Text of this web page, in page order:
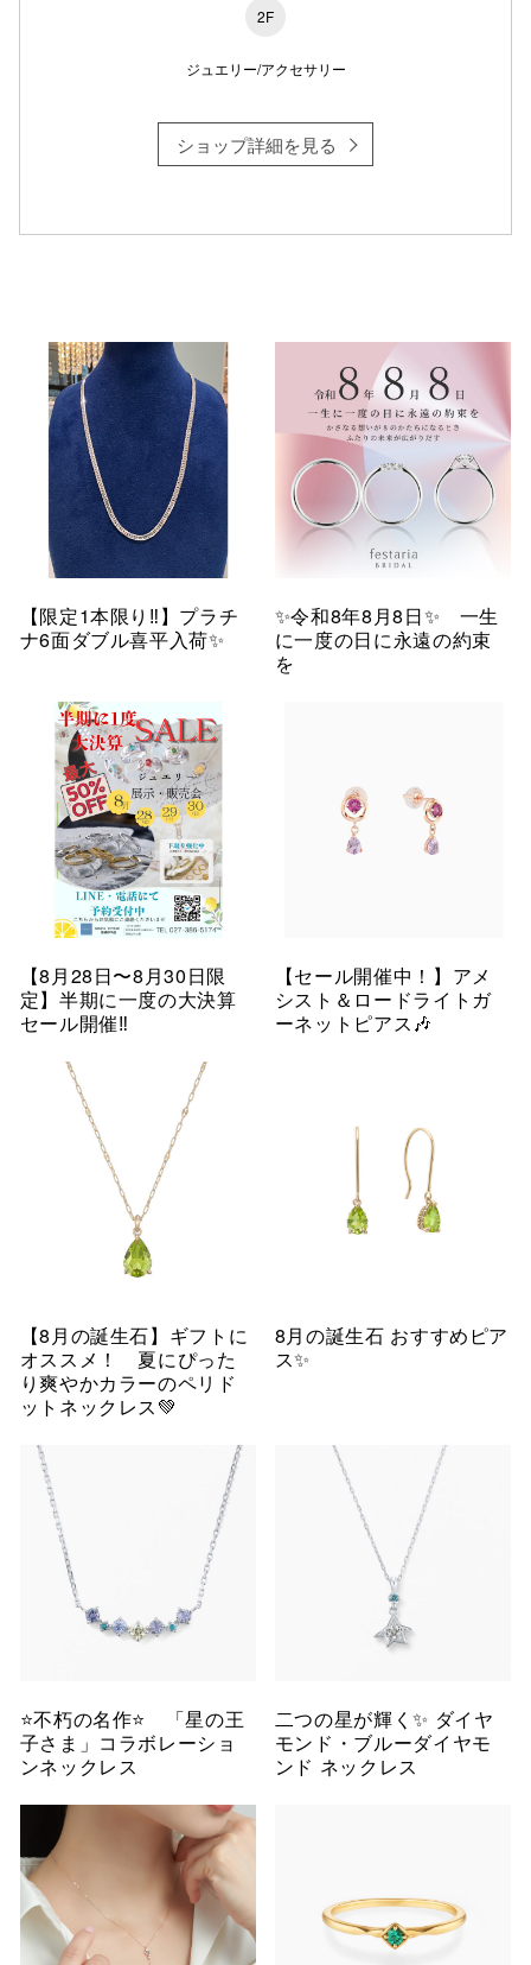
2F
ジュエリー/アクセサリー
ショップ詳細を見る
【限定1本限り‼︎】プラチ
ナ6面ダブル喜平入荷✨
✨令和8年8月8日✨ 一生
に一度の日に永遠の約束
を
【8月28日〜8月30日限
定】半期に一度の大決算
セール開催‼︎
【セール開催中！】アメ
シスト＆ロードライトガ
ーネットピアス🎶
【8月の誕生石】ギフトに
オススメ！ 夏にぴった
り爽やかカラーのペリド
ットネックレス💚
8月の誕生石 おすすめピア
ス✨
⭐️不朽の名作⭐️ 「星の王
子さま」コラボレーショ
ンネックレス
二つの星が輝く✨ ダイヤ
モンド・ブルーダイヤモ
ンド ネックレス